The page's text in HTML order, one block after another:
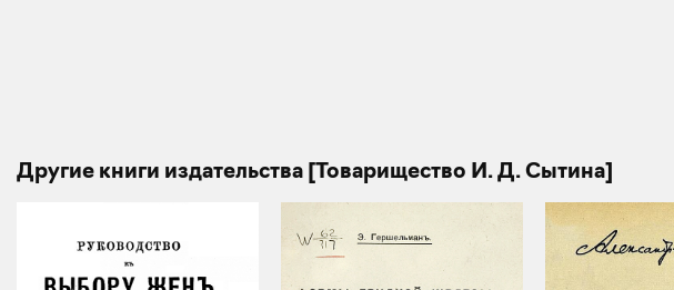
Другие книги издательства [Товарищество И. Д. Сытина]